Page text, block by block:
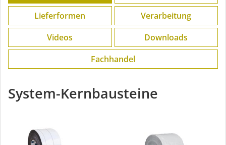
Lieferformen
Verarbeitung
Videos
Downloads
Fachhandel
System-Kernbausteine